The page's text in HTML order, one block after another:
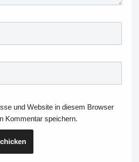
und Website in diesem Browser
Kommentar speichern.